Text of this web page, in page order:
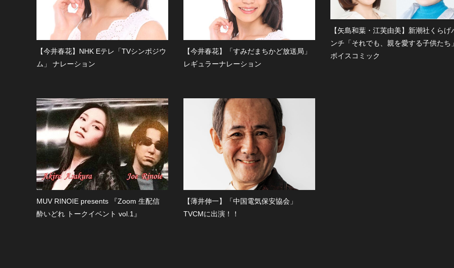
【今井春花】NHK Eテレ「TVシンポジウ
ム」 ナレーション
【今井春花】「すみだまちかど放送局」
レギュラーナレーション
【矢島和葉・江芙由美】新潮社くらげ
ンチ「それでも、親を愛する子供たち
ボイスコミック
MUV RINOIE presents 『Zoom 生配信
酔いどれ トークイベント vol.1』
【薄井伸一】「中国電気保安協会」
TVCMに出演！！